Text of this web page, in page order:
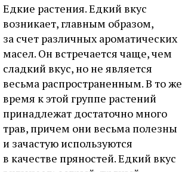
Едкие растения. Едкий вкус
возникает, главным образом,
за счет различных ароматических
масел. Он встречается чаще, чем
сладкий вкус, но не является
весьма распространенным. В то же
время к этой группе растений
принадлежат достаточно много
трав, причем они весьма полезны
и зачастую используются
в качестве пряностей. Едкий вкус